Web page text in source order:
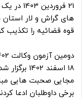
21
های گراش و لار استان
قوه قضائیه را تکذیب
دومین آزمون وکالت 1402
18 اسفند
مجایی صحبت هایی
برخی داوطلبان ادعا